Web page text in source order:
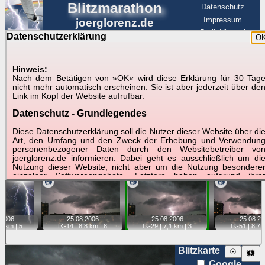
Datenschutzerklärung
Hinweis:
Nach dem Betätigen von »OK« wird diese Erklärung für 30 Tage
nicht mehr automatisch erscheinen. Sie ist aber jederzeit über den
Link im Kopf der Website aufrufbar.
Datenschutz - Grundlegendes
Diese Datenschutzerklärung soll die Nutzer dieser Website über die
Art, den Umfang und den Zweck der Erhebung und Verwendung
personenbezogener Daten durch den Websitebetreiber von
joerglorenz.de informieren. Dabei geht es ausschließlich um die
Nutzung dieser Website, nicht aber um die Nutzung besonderer
einzelner Softwareangebote. Letztere haben aufgrund ihrer
Funktionen Besonderheiten, so dass verschiedene Daten
gespeichert werden müssen, die für das Funktionieren erforderlich
sind. Hier ist es wichtig, dass Sie selbst zum Testen dieser
Funktionen möglichst erfundene Daten verwenden. Ansonsten wird
auf die spezifischen Besonderheiten beim jeweiligen Angebot
gesondert hingewiesen.
Generell gilt: Wenn Sie ein Angebot bei den Add-Ins nutzen, bei
dem Daten übertragen werden, werden diese Daten auf dem
Blitzmarathon
joerglorenz.de
Datenschutz
Impressum
BerlinHimmel
Blitzmarathon
Gewitter über Berlin:
25.08.2006
Tipp:Auf der Karte beim Einzelfoto können
Sie auf ihre Position tippen und sehen, wie
weit die gewählte Position zu den Blitzen auf dem Foto bzw.
im Video entfernt ist. Quelle der Blitzdaten:
kachelmannwetter. Doppelklick auf Thumb zum Anzeigen.
2006
km |5
📷
25.08. 2006
☈-14| 8,8 km |8
📷
25.08. 2006
☈-29| 7,1 km |3
📷
25.08.
☈-51| 8,7
Blitzkarte 🗱
☉